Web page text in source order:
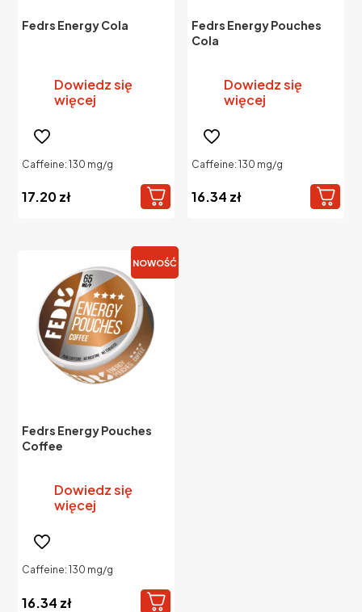
Fedrs Energy Cola
Dowiedz się
więcej
Caffeine: 130 mg/g
17.20zł
Fedrs Energy Pouches
Cola
Dowiedz się
więcej
Caffeine: 130 mg/g
16.34 zł
NOWOŚĆ
Fedrs Energy Pouches
Coffee
Dowiedz się
więcej
Caffeine: 130 mg/g
16.34 zł